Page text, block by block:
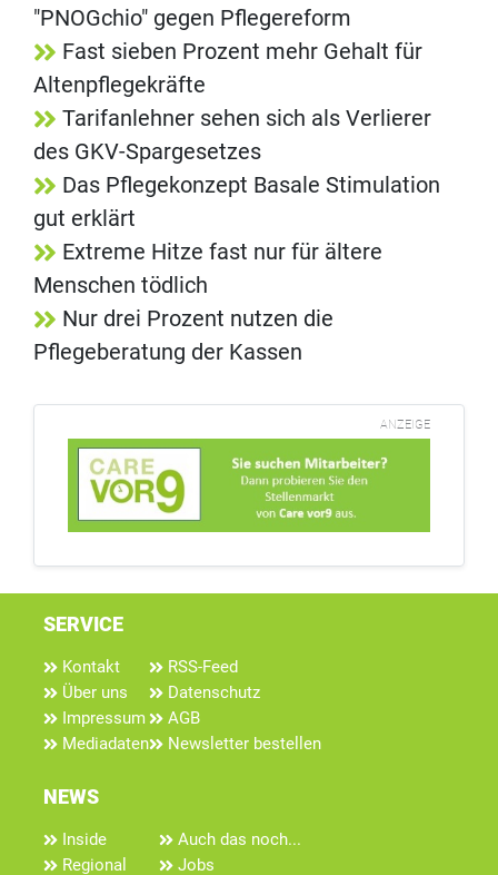
"PNOGchio" gegen Pflegereform
Fast sieben Prozent mehr Gehalt für
Altenpflegekräfte
Tarifanlehner sehen sich als Verlierer
des GKV-Spargesetzes
Das Pflegekonzept Basale Stimulation
gut erklärt
Extreme Hitze fast nur für ältere
Menschen tödlich
Nur drei Prozent nutzen die
Pflegeberatung der Kassen
ANZEIGE
SERVICE
Kontakt
Über uns
Impressum
Mediadaten
RSS-Feed
Datenschutz
AGB
Newsletter bestellen
NEWS
Inside
Regional
Auch das noch...
Jobs